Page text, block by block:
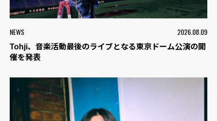
NEWS 2026.08.09
Tohji、音楽活動最後のライブとなる東京ドーム公演の開
催を発表